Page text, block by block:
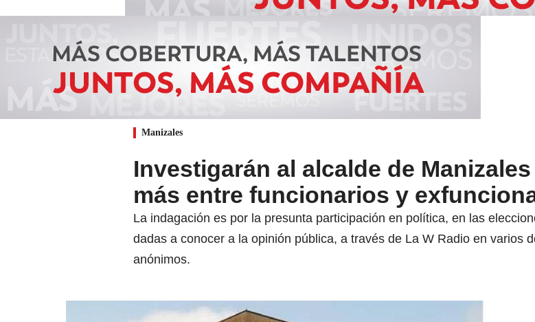
Manizales
Investigarán al alcalde de
más entre funcionarios y
La indagación es por la presunta participación en política, en las
dadas a conocer a la opinión pública, a través de La W Radio en varios
anónimos.